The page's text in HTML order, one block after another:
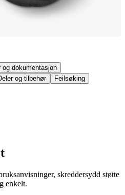
og dokumentasjon
og tilbehør Feilsøking
skreddersydd støtte
enkelt.